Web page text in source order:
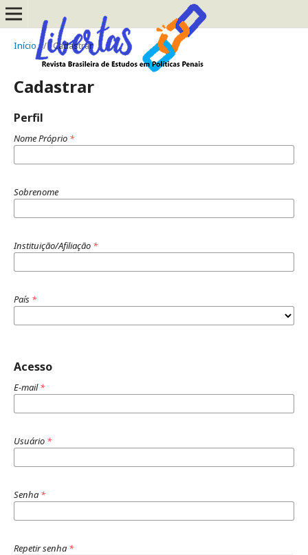
Início / Cadastrar
Cadastrar
Perfil
Nome Próprio *
Sobrenome
Instituição/Afiliação *
País *
Acesso
E-mail*
Usuário *
Senha *
Repetir senha *